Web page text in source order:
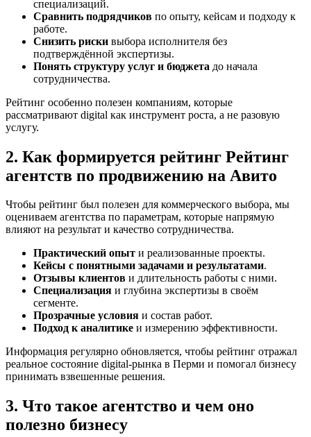
специализаций.
Сравнить подрядчиков по опыту, кейсам и подходу к
работе.
Снизить риски выбора исполнителя без
подтверждённой экспертизы.
Понять структуру услуг и бюджета до начала
сотрудничества.
Рейтинг особенно полезен компаниям, которые
рассматривают digital как инструмент роста, а не разовую
услугу.
2. Как формируется рейтинг Рейтинг
агентств по продвижению на Авито
Чтобы рейтинг был полезен для коммерческого выбора, мы
оцениваем агентства по параметрам, которые напрямую
влияют на результат и качество сотрудничества.
Практический опыт и реализованные проекты.
Кейсы с понятными задачами и результатами.
Отзывы клиентов и длительность работы с ними.
Специализация и глубина экспертизы в своём
сегменте.
Прозрачные условия и состав работ.
Подход к аналитике и измерению эффективности.
Информация регулярно обновляется, чтобы рейтинг отражал
реальное состояние digital-рынка в Перми и помогал бизнесу
принимать взвешенные решения.
3. Что такое агентство и чем оно
полезно бизнесу